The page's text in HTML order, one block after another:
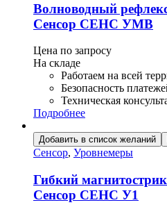
Волноводный
Сенсор СЕНС УМВ
Цена по запросу
На складе
Работаем на всей
Безопасность
Техническая
Подробнее
Добавить в список желаний
Сенсор, Уровнемеры
Гибкий
Сенсор СЕНС У1